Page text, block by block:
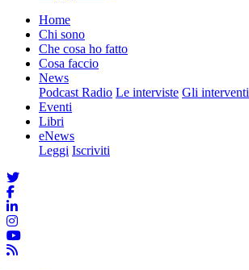
Home
Chi sono
Che cosa ho fatto
Cosa faccio
News
Podcast Radio Le interviste Gli interventi
Eventi
Libri
eNews
Leggi Iscriviti